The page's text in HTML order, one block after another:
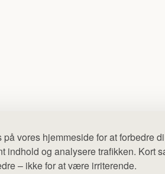
vores hjemmeside for at forbedre
indhold og analysere trafikken. Kort
– ikke for at være irriterende.